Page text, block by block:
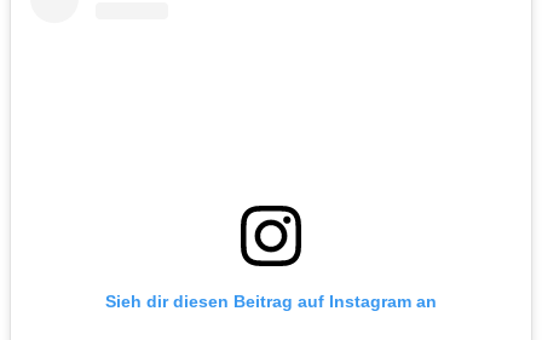
Sieh dir diesen Beitrag auf Instagram an